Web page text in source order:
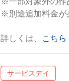
※別途追加料金が
詳しくは、 こちら
サービスデイ